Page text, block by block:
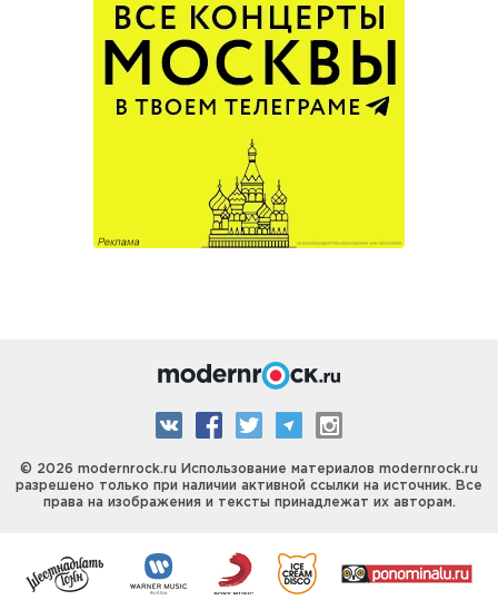
© 2026 modernrock.ru Использование материалов modernrock.ru
разрешено только при наличии активной ссылки на источник. Все
права на изображения и тексты принадлежат их авторам.